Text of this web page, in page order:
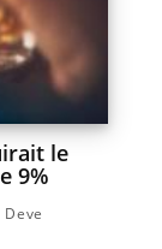
le
9%